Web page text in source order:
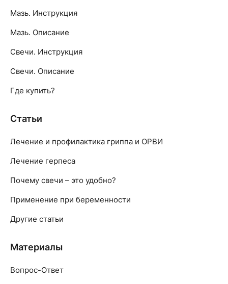
Мазь. Инструкция
Мазь. Описание
Свечи. Инструкция
Свечи. Описание
Где купить?
Статьи
Лечение и профилактика гриппа и ОРВИ
Лечение герпеса
Почему свечи – это удобно?
Применение при беременности
Другие статьи
Материалы
Вопрос-Ответ